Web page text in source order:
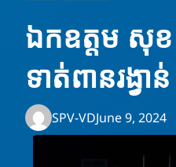
ឯកឧត្តម សុខ
ទាត់ពានរង្វ
SPV-VDJune 9, 2024